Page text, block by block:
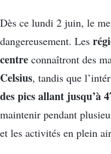
Dès ce lundi 2 juin, le
dangereusement. Les
centre connaîtront des
Celsius, tandis que
des pics allant jusqu’à
maintenir pendant
et les activités en plein